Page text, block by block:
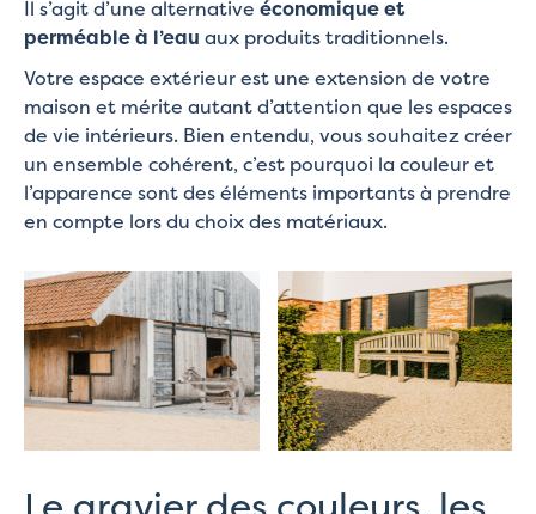
Il s’agit d’une alternative économique et
perméable à l’eau aux produits traditionnels.
Votre espace extérieur est une extension de votre
maison et mérite autant d’attention que les espaces
de vie intérieurs. Bien entendu, vous souhaitez créer
un ensemble cohérent, c’est pourquoi la couleur et
l’apparence sont des éléments importants à prendre
en compte lors du choix des matériaux.